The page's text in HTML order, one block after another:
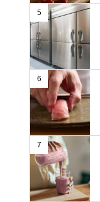
5
6
7